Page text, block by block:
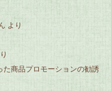
より
商品プロモーションの勧誘